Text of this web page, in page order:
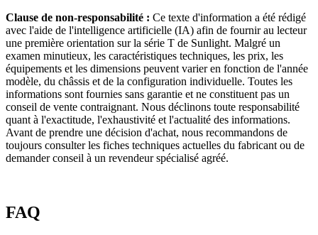
Clause de non-responsabilité : Ce texte d'information a été rédigé
avec l'aide de l'intelligence artificielle (IA) afin de fournir au lecteur
une première orientation sur la série T de Sunlight. Malgré un
examen minutieux, les caractéristiques techniques, les prix, les
équipements et les dimensions peuvent varier en fonction de l'année
modèle, du châssis et de la configuration individuelle. Toutes les
informations sont fournies sans garantie et ne constituent pas un
conseil de vente contraignant. Nous déclinons toute responsabilité
quant à l'exactitude, l'exhaustivité et l'actualité des informations.
Avant de prendre une décision d'achat, nous recommandons de
toujours consulter les fiches techniques actuelles du fabricant ou de
demander conseil à un revendeur spécialisé agréé.
FAQ